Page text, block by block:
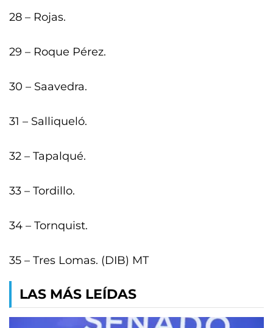
28 – Rojas.
29 – Roque Pérez.
30 – Saavedra.
31 – Salliqueló.
32 – Tapalqué.
33 – Tordillo.
34 – Tornquist.
35 – Tres Lomas. (DIB) MT
LAS MÁS LEÍDAS